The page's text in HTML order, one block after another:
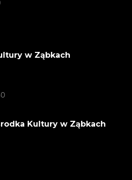
w Ząbkach
Kultury w Ząbkach